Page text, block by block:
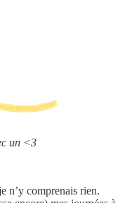
un <3
n’y comprenais rien.